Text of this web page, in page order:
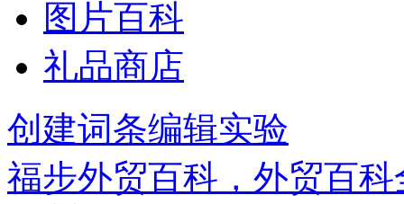
图片百科
礼品商店
创建词条编辑实验
福步外贸百科，外贸百科